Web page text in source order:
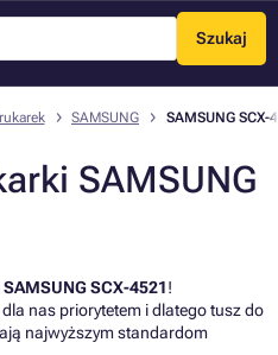
Szukaj
Menu
SAMSUNG SAMSUNG SCX-
SAMSUNG
SAMSUNG SCX-4521!
nas priorytetem i dlatego tusz do
najwyższym standardom